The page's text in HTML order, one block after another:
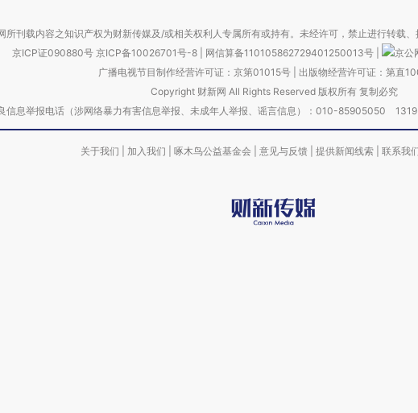
所刊载内容之知识产权为财新传媒及/或相关权利人专属所有或持有。未经许可，禁止进行转载、
京ICP证090880号 京ICP备10026701号-8 网信算备110105862729401250013号
京公
广播电视节目制作经营许可证：京第01015号| 出版物经营许可证：第直
Copyright 财新网 All Rights Reserved 版权所有 复制必究
信息举报电话（涉网络暴力有害信息举报、未成年人举报、谣言信息）：010-85905050
关于我们 加入我们 啄木鸟公益基金会 意见与反馈 提供新闻线索 联系我